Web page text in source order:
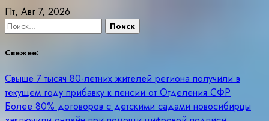
Skip
to
Пт, Авг 7, 2026
Найти:
Свежее:
Свыше 7 тысяч 80-летних жителей региона получили в
текущем году прибавку к пенсии от Отделения СФР
Более 80% договоров с детскими садами новосибирцы